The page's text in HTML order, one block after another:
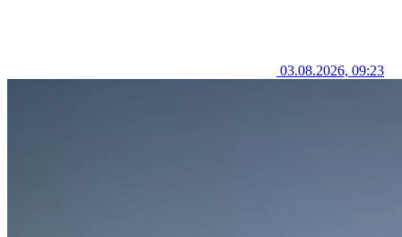
03.08.2026, 09:23